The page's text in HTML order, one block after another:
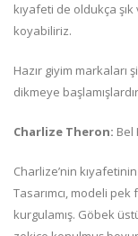
kıyafeti de oldukça
koyabiliriz.
Hazır giyim markaları
dikmeye
Charlize Theron: Bel
Charlize’nin
Tasarımcı, modeli
kurgulamış. Göbek